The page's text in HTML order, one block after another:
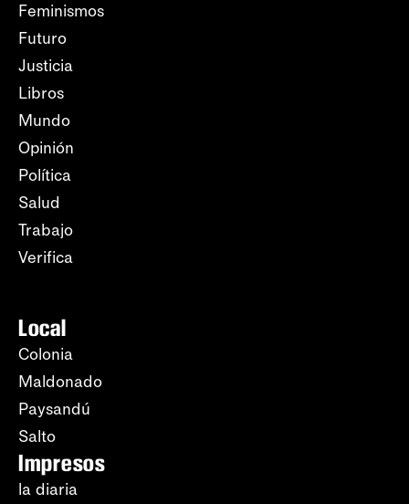
Feminismos
Futuro
Justicia
Libros
Mundo
Opinión
Política
Salud
Trabajo
Verifica
Local
Colonia
Maldonado
Paysandú
Salto
Impresos
la diaria